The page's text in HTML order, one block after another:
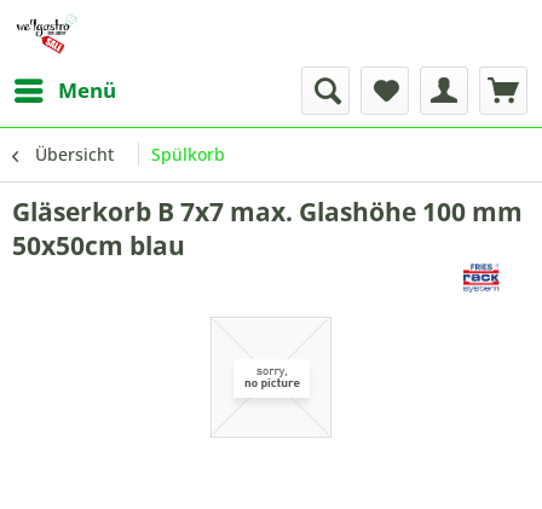
Menü
Übersicht Spülkorb
Gläserkorb B 7x7 max. Glashöhe 100 mm
50x50cm blau